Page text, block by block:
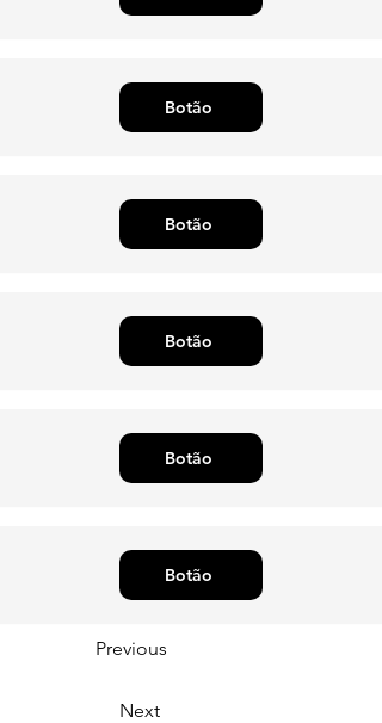
Botão
Botão
Botão
Botão
Botão
Previous
Next